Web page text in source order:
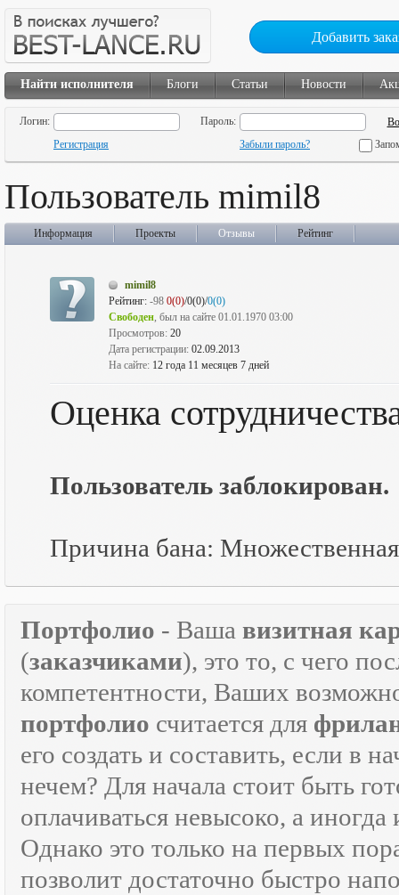
Добавить
Найти исполнителя Блоги Статьи Новости
Логин:
Пароль:
Регистрация
Забыли пароль?
Пользователь mimil8
Информация Проекты Отзывы Рейтинг
mimil8
Рейтинг: -98 0(0)/0(0)/0(0)
Свободен, был на сайте 01.01.1970 03:00
Просмотров: 20
Дата регистрации: 02.09.2013
На сайте: 12 года 11 месяцев 7 дней
Оценка
Пользователь заблокирован.
Причина бана: Множественная
Портфолио - Ваша визитная
(заказчиками), это то, с чего
компетентности, Ваших
портфолио считается для
его создать и составить, если в
нечем? Для начала стоит быть
оплачиваться невысоко, а
Однако это только на первых
позволит достаточно быстро